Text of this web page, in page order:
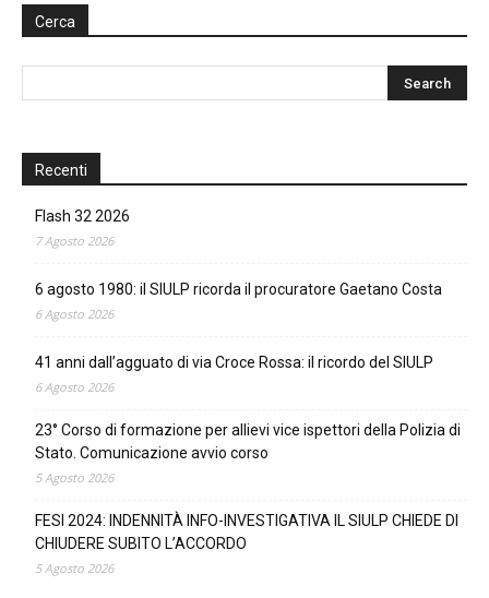
Cerca
Recenti
Flash 32 2026
7 Agosto 2026
6 agosto 1980: il SIULP ricorda il procuratore Gaetano Costa
6 Agosto 2026
41 anni dall’agguato di via Croce Rossa: il ricordo del SIULP
6 Agosto 2026
23° Corso di formazione per allievi vice ispettori della Polizia di
Stato. Comunicazione avvio corso
5 Agosto 2026
FESI 2024: INDENNITÀ INFO-INVESTIGATIVA IL SIULP CHIEDE DI
CHIUDERE SUBITO L’ACCORDO
5 Agosto 2026